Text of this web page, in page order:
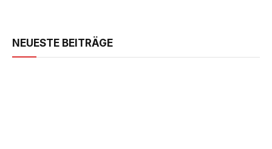
NEUESTE BEITRÄGE